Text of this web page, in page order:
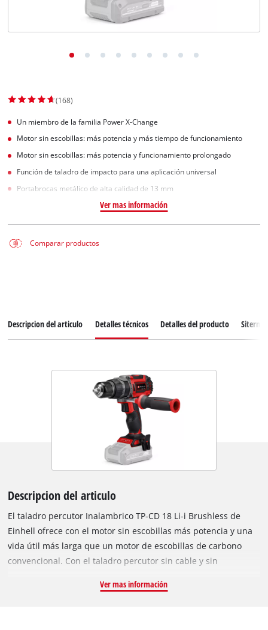
(168)
Un miembro de la familia Power X-Change
Motor sin escobillas: más potencia y más tiempo de funcionamiento
Motor sin escobillas: más potencia y funcionamiento prolongado
Función de taladro de impacto para una aplicación universal
Portabrocas metálico de alta calidad de 13 mm
Ver mas información
Comparar productos
Descripcion del articulo Detalles técnicos Detalles del producto
Descripcion del articulo
El taladro percutor Inalambrico TP-CD 18 Li-i Brushless de
Einhell ofrece con el motor sin escobillas más potencia y una
vida útil más larga que un motor de escobillas de carbono
convencional. Con el taladro percutor sin cable y sin
miembro de la familia Power X-Change, todas las baterías de
Ver mas información